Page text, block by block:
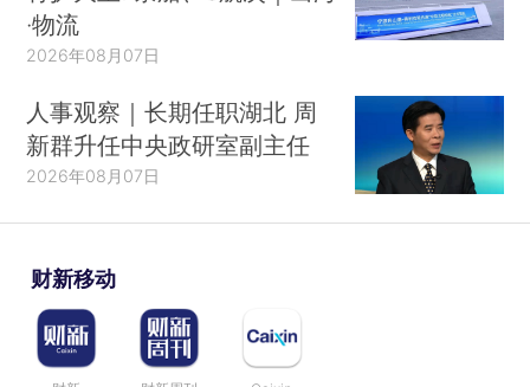
·物流
2026年08月07日
人事观察｜长期任职湖北 周
新群升任中央政研室副主任
2026年08月07日
财新移动